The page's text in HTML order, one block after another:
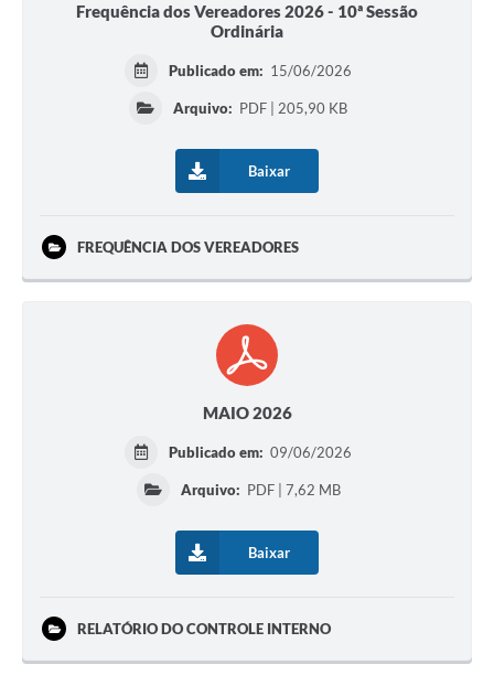
Frequência dos Vereadores 2026 - 10ª Sessão
Ordinária
Publicado em: 15/06/2026
Arquivo: PDF | 205,90 KB
Baixar
FREQUÊNCIA DOS VEREADORES
MAIO 2026
Publicado em: 09/06/2026
Arquivo: PDF | 7,62 MB
Baixar
RELATÓRIO DO CONTROLE INTERNO